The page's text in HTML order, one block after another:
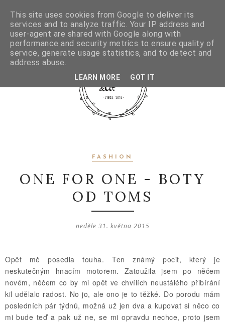
FASHION
ONE FOR ONE - BOTY
OD TOMS
neděle 31. května 2015
Opět mě posedla touha. Ten známý pocit, který je
neskutečným hnacím motorem. Zatoužila jsem po něčem
novém, něčem co by mi opět ve chvílích neustálého přibírání
kil udělalo radost. No jo, ale ono je to těžké. Do porodu mám
posledních pár týdnů, možná už jen dva a kupovat si něco co
mi bude teď a pak už ne, se mi opravdu nechce, proto jsem
This site uses cookies from Google to deliver its
services and to analyze traffic. Your IP address and
user-agent are shared with Google along with
performance and security metrics to ensure quality of
service, generate usage statistics, and to detect and
address abuse.
LEARN MORE GOT IT